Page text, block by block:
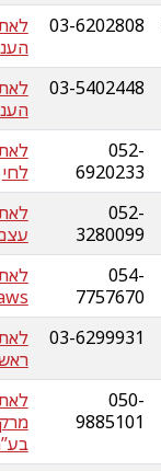
03-6202808
03-5402448
052-
6920233
לחי
052-
3280099
054-
7757670
03-6299931
050-
9885101